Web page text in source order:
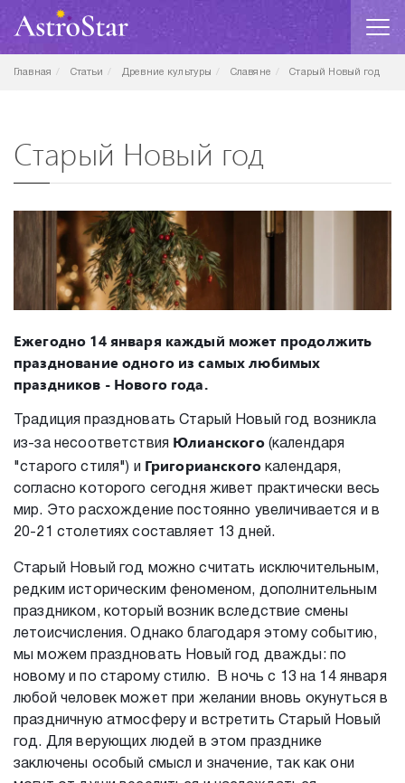
Главная Статьи Древние культуры Славяне Старый Новый год
Старый Новый год
Ежегодно 14 января каждый может продолжить
празднование одного из самых любимых
праздников - Нового года.
Традиция праздновать Старый Новый год возникла
из-за несоответствия Юлианского(календаря
"старого стиля") и Григорианскогокалендаря,
согласно которого сегодня живет практически весь
мир. Это расхождение постоянно увеличивается и в
20-21 столетиях составляет 13 дней.
Старый Новый год можно считать исключительным,
редким историческим феноменом, дополнительным
праздником, который возник вследствие смены
летоисчисления. Однако благодаря этому событию,
мы можем праздновать Новый год дважды: по
новому и по старому стилю. В ночь с 13 на 14 января
любой человек может при желании вновь окунуться в
праздничную атмосферу и встретить Старый Новый
год. Для верующих людей в этом празднике
заключены особый смысл и значение, так как они